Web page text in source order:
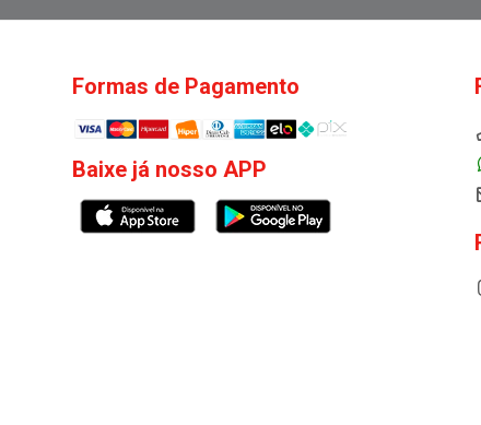
Formas de Pagamento
Baixe já nosso APP